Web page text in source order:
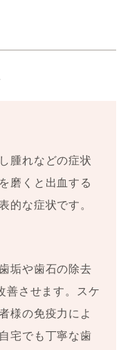
腫れなどの症状
磨くと出血する
的な症状です。
垢や歯石の除去
善させます。スケ
様の免疫力によ
宅でも丁寧な歯